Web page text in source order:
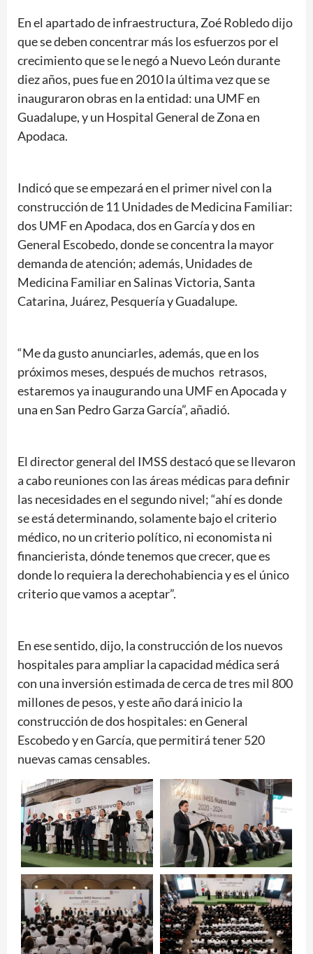
En el apartado de infraestructura, Zoé Robledo dijo
que se deben concentrar más los esfuerzos por el
crecimiento que se le negó a Nuevo León durante
diez años, pues fue en 2010 la última vez que se
inauguraron obras en la entidad: una UMF en
Guadalupe, y un Hospital General de Zona en
Apodaca.
Indicó que se empezará en el primer nivel con la
construcción de 11 Unidades de Medicina Familiar:
dos UMF en Apodaca, dos en García y dos en
General Escobedo, donde se concentra la mayor
demanda de atención; además, Unidades de
Medicina Familiar en Salinas Victoria, Santa
Catarina, Juárez, Pesquería y Guadalupe.
“Me da gusto anunciarles, además, que en los
próximos meses, después de muchos retrasos,
estaremos ya inaugurando una UMF en Apocada y
una en San Pedro Garza García”, añadió.
El director general del IMSS destacó que se llevaron
a cabo reuniones con las áreas médicas para definir
las necesidades en el segundo nivel; “ahí es donde
se está determinando, solamente bajo el criterio
médico, no un criterio político, ni economista ni
financierista, dónde tenemos que crecer, que es
donde lo requiera la derechohabiencia y es el único
criterio que vamos a aceptar”.
En ese sentido, dijo, la construcción de los nuevos
hospitales para ampliar la capacidad médica será
con una inversión estimada de cerca de tres mil 800
millones de pesos, y este año dará inicio la
construcción de dos hospitales: en General
Escobedo y en García, que permitirá tener 520
nuevas camas censables.